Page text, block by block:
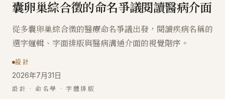
囊卵巢綜合徵的命名爭議閱讀醫病介面
從多囊卵巢綜合徵的醫療命名爭議出發，閱讀疾病名稱的
選字邏輯、字面排版與醫病溝通介面的視覺階序。
設計
2026年7月31日
設計 · 命名學 · 字體排版